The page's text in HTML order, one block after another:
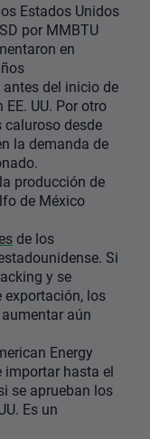
Estados Unidos
por MMBTU
en
del inicio de
UU. Por otro
caluroso desde
la demanda de
producción de
de México
de los
Si
y se
los
aún
Energy
importar hasta el
se aprueban los
Es un